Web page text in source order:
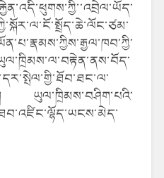
ཡུལ་ཁྲིམས་བཤིག་པའི་